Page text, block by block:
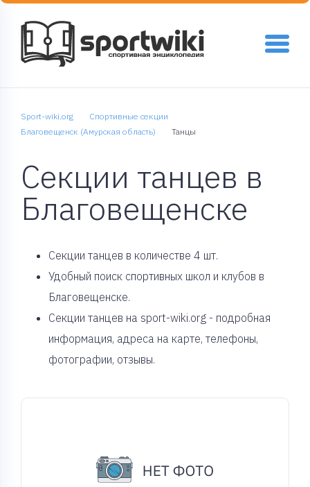
Sport-wiki.org
Спортивные секции
Благовещенск (Амурская область)
Танцы
Секции танцев в
Благовещенске
Cекции танцев в количестве 4 шт.
Удобный поиск спортивных школ и клубов в
Благовещенске.
Секции танцев на sport-wiki.org - подробная
информация, адреса на карте, телефоны,
фотографии, отзывы.